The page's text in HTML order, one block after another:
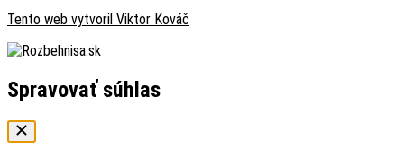
Tento web vytvoril Viktor Kováč
Spravovať súhlas